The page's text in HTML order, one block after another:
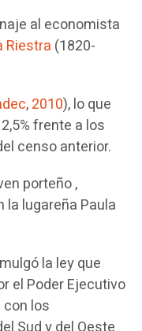
al economista
Riestra (1820-
,2010), lo que
frente a los
censo anterior.
porteño ,
la lugareña Paula
la ley que
el Poder Ejecutivo
con los